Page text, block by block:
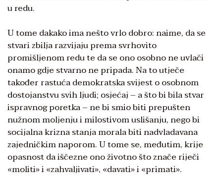
u redu.
U tome dakako ima nešto vrlo dobro: naime, da se
stvari zbilja razvijaju prema svrhovito
promišljenom redu te da se ono osobno ne uvlači
onamo gdje stvarno ne pripada. Na to utječe
također rastuća demokratska svijest o osobnom
dostojanstvu svih ljudi; osjećaj – a što bi bila stvar
ispravnog poretka – ne bi smio biti prepušten
nužnom moljenju i milostivom uslišanju, nego bi
socijalna krizna stanja morala biti nadvladavana
zajedničkim naporom. U tome se, međutim, krije
opasnost da iščezne ono životno što znače riječi
«moliti» i «zahvaljivati», «davati» i «primati».